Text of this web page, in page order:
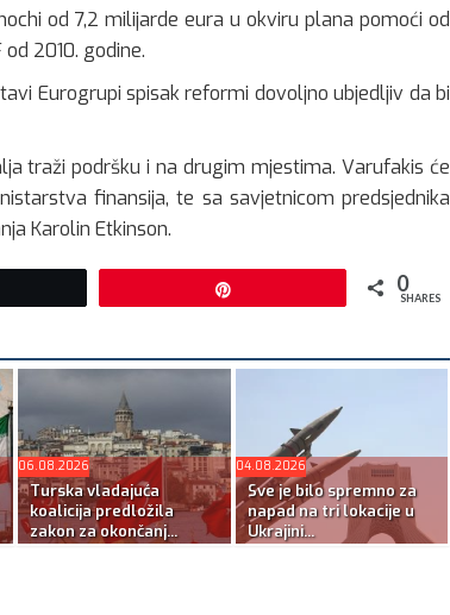
od 7,2 milijarde eura u okviru plana pomoći od
2010. godine.
Eurogrupi spisak reformi dovoljno ubjedljiv da bi
traži podršku i na drugim mjestima. Varufakis će
finansija, te sa savjetnicom predsjednika
Karolin Etkinson.
0
SHARES
06.08.2026
Turska vladajuća
koalicija predložila
zakon za okončanj...
04.08.2026
Sve je bilo spremno za
napad na tri lokacije u
Ukrajini...